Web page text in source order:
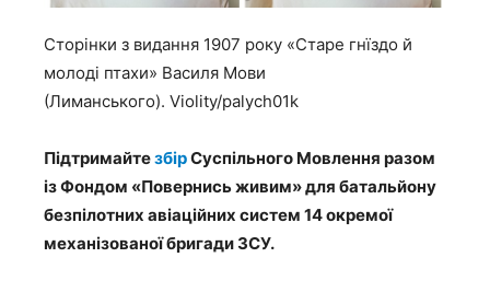
Сторінки з видання 1907 року «Старе гнїздо й
молоді птахи» Василя Мови
(Лиманського). Violity/palych01k
ПідтримайтезбірСуспільного Мовлення разом
із Фондом «Повернись живим» для батальйону
безпілотних авіаційних систем 14 окремої
механізованої бригади ЗСУ.